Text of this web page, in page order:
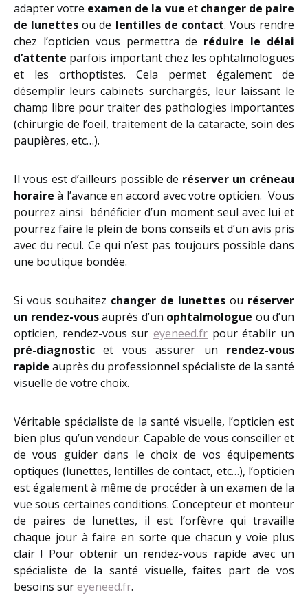
adapter votre examen de la vue et changer de paire
de lunettes ou de lentilles de contact. Vous rendre
chez l’opticien vous permettra de réduire le délai
d’attente parfois important chez les ophtalmologues
et les orthoptistes. Cela permet également de
désemplir leurs cabinets surchargés, leur laissant le
champ libre pour traiter des pathologies importantes
(chirurgie de l’oeil, traitement de la cataracte, soin des
paupières, etc…).
Il vous est d’ailleurs possible de réserver un créneau
horaire à l’avance en accord avec votre opticien. Vous
pourrez ainsi bénéficier d’un moment seul avec lui et
pourrez faire le plein de bons conseils et d’un avis pris
avec du recul. Ce qui n’est pas toujours possible dans
une boutique bondée.
Si vous souhaitez changer de lunettes ou réserver
un rendez-vousauprès d’un ophtalmologue ou d’un
opticien, rendez-vous sur eyeneed.fr pour établir un
pré-diagnosticet vous assurer un rendez-vous
rapide auprès du professionnel spécialiste de la santé
visuelle de votre choix.
Véritable spécialiste de la santé visuelle, l’opticien est
bien plus qu’un vendeur. Capable de vous conseiller et
de vous guider dans le choix de vos équipements
optiques (lunettes, lentilles de contact, etc…), l’opticien
est également à même de procéder à un examen de la
vue sous certaines conditions. Concepteur et monteur
de paires de lunettes, il est l’orfèvre qui travaille
chaque jour à faire en sorte que chacun y voie plus
clair ! Pour obtenir un rendez-vous rapide avec un
spécialiste de la santé visuelle, faites part de vos
besoins sureyeneed.fr.